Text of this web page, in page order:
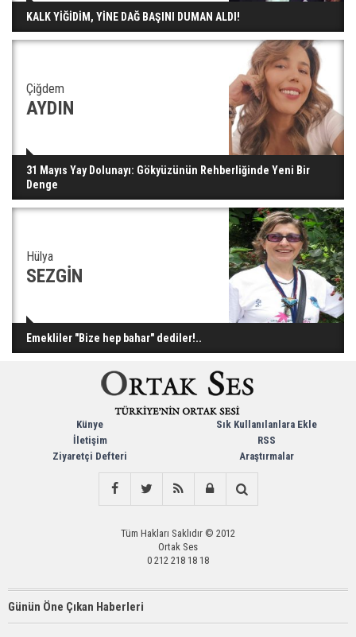
KALK YİĞİDİM, YİNE DAĞ BAŞINI DUMAN ALDI!
Çiğdem
AYDIN
31 Mayıs Yay Dolunayı: Gökyüzünün Rehberliğinde Yeni Bir
Denge
Hülya
SEZGİN
Emekliler "Bize hep bahar" dediler!..
Künye
İletişim
Ziyaretçi Defteri
Sık Kullanılanlara Ekle
RSS
Araştırmalar
Tüm Hakları Saklıdır © 2012
Ortak Ses
0 212 218 18 18
Günün Öne Çıkan Haberleri